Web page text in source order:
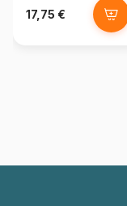
17,75 €